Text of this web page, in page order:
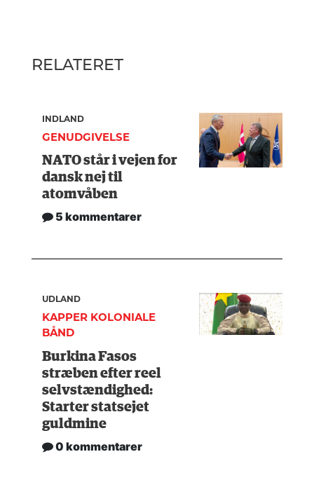
RELATERET
INDLAND
GENUDGIVELSE
NATO står i vejen for
dansk nej til
atomvåben
5 kommentarer
UDLAND
KAPPER KOLONIALE
BÅND
Burkina Fasos
stræben efter reel
selvstændighed:
Starter statsejet
guldmine
0 kommentarer